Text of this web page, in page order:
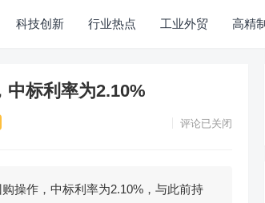
科技创新 行业热点 工业外贸 高精
中标利率为2.10%
评论已关闭
作，中标利率为2.10%，与此前持